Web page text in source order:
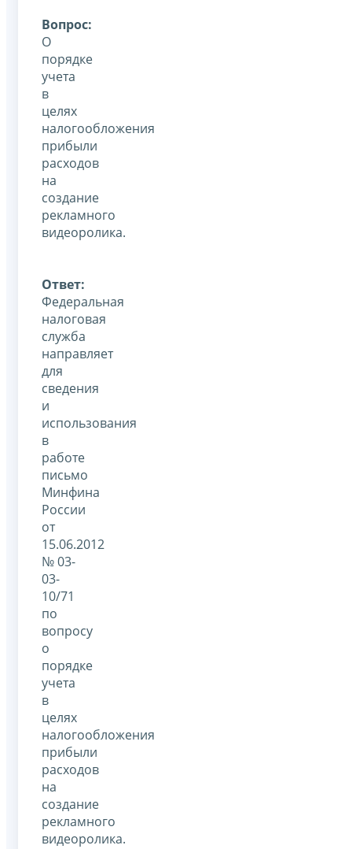
Вопрос:
О
порядке
учета
в
целях
налогообложения
прибыли
расходов
на
создание
рекламного
видеоролика.
Ответ:
Федеральная
налоговая
служба
направляет
для
сведения
и
использования
в
работе
письмо
Минфина
России
от
15.06.2012
№ 03-
03-
10/71
по
вопросу
о
порядке
учета
в
целях
налогообложения
прибыли
расходов
на
создание
рекламного
видеоролика.